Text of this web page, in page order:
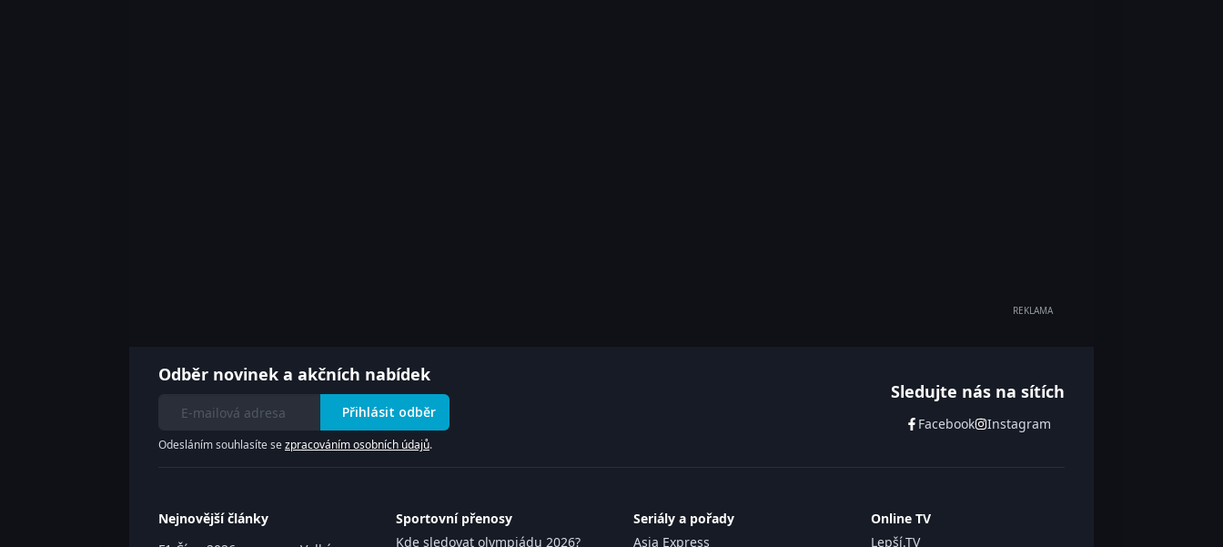
REKLAMA
Odběr novinek a akčních nabídek
Přihlásit odběr
Odesláním souhlasíte sezpracováním osobních údajů.
Sledujte nás na sítích
Facebook Instagram
Nejnovější články
Sportovní přenosy
Kde sledovat olympiádu 2026?
Seriály a pořady
Asia Express
Online TV
Lepší.TV